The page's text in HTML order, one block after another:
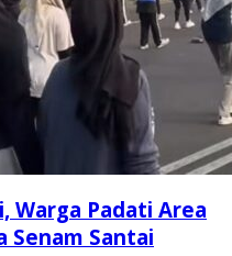
Warga Padati Area
Senam Santai